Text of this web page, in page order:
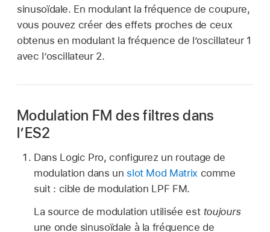
sinusoïdale. En modulant la fréquence de coupure,
vous pouvez créer des effets proches de ceux
obtenus en modulant la fréquence de l’oscillateur 1
avec l’oscillateur 2.
Modulation FM des filtres dans
l’ES2
Dans Logic Pro, configurez un routage de
modulation dans un slot Mod Matrix comme
suit : cible de modulation LPF FM.
La source de modulation utilisée est toujours
une onde sinusoïdale à la fréquence de